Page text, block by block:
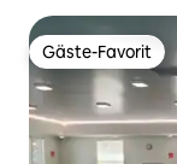
Gäste-Favorit
Gäste-Favorit